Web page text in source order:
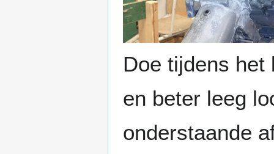
Doe tijdens het
en beter leeg
onderstaande